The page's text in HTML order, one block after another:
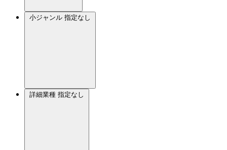
小ジャンル 指定なし
詳細業種 指定なし